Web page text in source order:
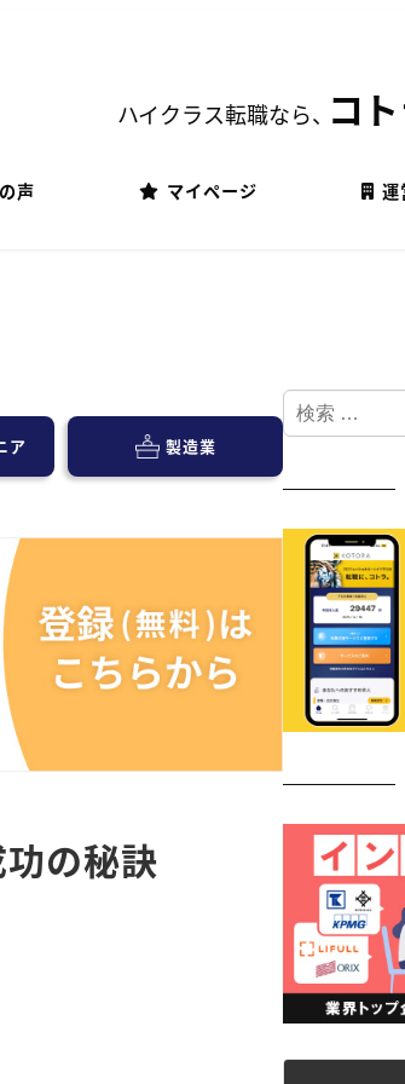
ハイクラス転職なら、コ
声 マイページ 運
ア 製造業
の秘訣
検
索